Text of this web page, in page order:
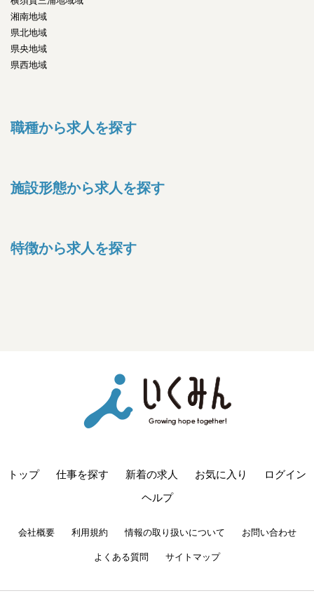
湘南地域
県北地域
県央地域
県西地域
職種から求人を探す
施設形態から求人を探す
特徴から求人を探す
トップ 仕事を探す 新着の求人 お気に入り ログイン
ヘルプ
会社概要 利用規約 情報の取り扱いについて お問い合わせ
よくある質問 サイトマップ